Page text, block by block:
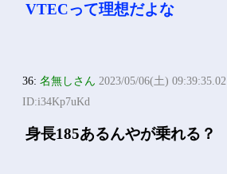
VTECって理想だよな
36:名無しさん 2023/05/06(土) 09:39:35.02
ID:i34Kp7uKd
身長185あるんやが乗れる？